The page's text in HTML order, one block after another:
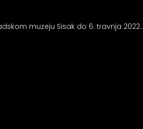
muzeju Sisak do 6. travnja 2022..